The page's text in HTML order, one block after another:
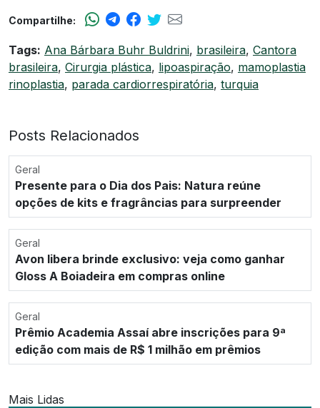
Compartilhe:
Tags: Ana Bárbara Buhr Buldrini, brasileira, Cantora
brasileira, Cirurgia plástica, lipoaspiração, mamoplastia
rinoplastia, parada cardiorrespiratória, turquia
Posts Relacionados
Geral
Presente para o Dia dos Pais: Natura reúne
opções de kits e fragrâncias para surpreender
Geral
Avon libera brinde exclusivo: veja como ganhar
Gloss A Boiadeira em compras online
Geral
Prêmio Academia Assaí abre inscrições para 9ª
edição com mais de R$ 1 milhão em prêmios
Mais Lidas